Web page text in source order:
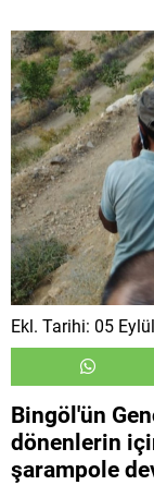
Ekl. Tarihi: 05
Bingöl'ün
dönenlerin
şarampole